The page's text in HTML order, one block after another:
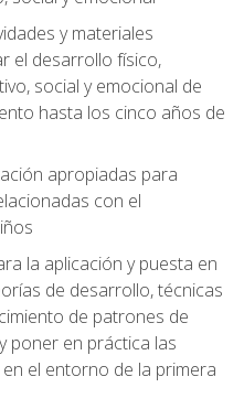
y materiales
el desarrollo físico,
social y emocional de
hasta los cinco años de
apropiadas para
con el
la aplicación y puesta en
de desarrollo, técnicas
de patrones de
poner en práctica las
el entorno de la primera